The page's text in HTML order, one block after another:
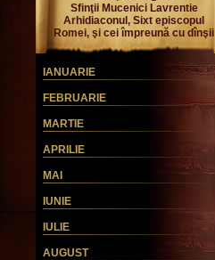
Sfinţii Mucenici Lavrentie
Arhidiaconul, Sixt episcopul
Romei, şi cei împreună cu dînşii
IANUARIE
FEBRUARIE
MARTIE
APRILIE
MAI
IUNIE
IULIE
AUGUST